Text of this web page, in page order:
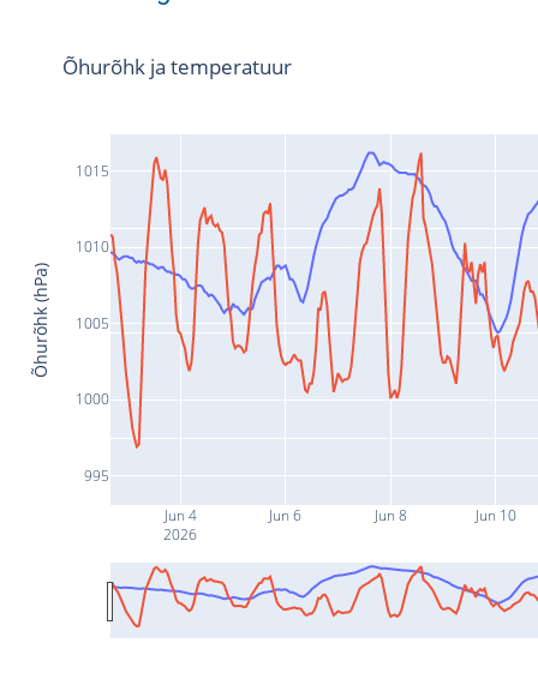
Jun 4
2026
Jun 6 Jun 8 Jun 10
995
1000
1005
1010
1015
Õhurõhk ja temperatuur
Õhurõhk (hPa)